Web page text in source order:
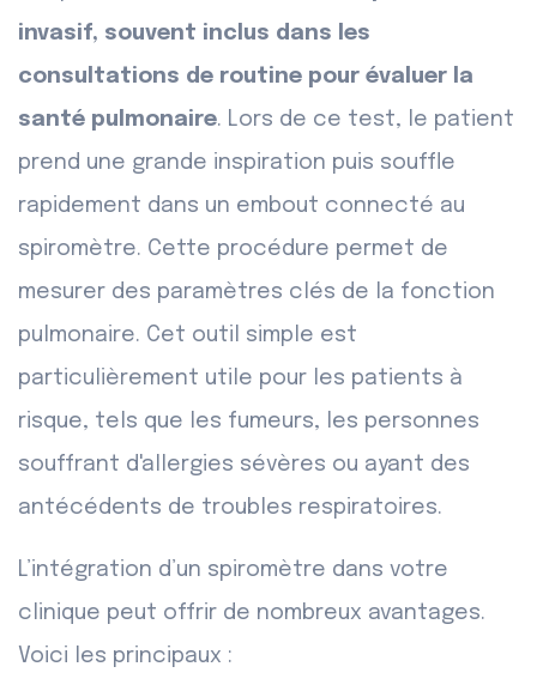
invasif, souvent inclus dans les
consultations de routine pour évaluer la
santé pulmonaire. Lors de ce test, le patient
prend une grande inspiration puis souffle
rapidement dans un embout connecté au
spiromètre. Cette procédure permet de
mesurer des paramètres clés de la fonction
pulmonaire. Cet outil simple est
particulièrement utile pour les patients à
risque, tels que les fumeurs, les personnes
souffrant d'allergies sévères ou ayant des
antécédents de troubles respiratoires.
L’intégration d’un spiromètre dans votre
clinique peut offrir de nombreux avantages.
Voici les principaux :